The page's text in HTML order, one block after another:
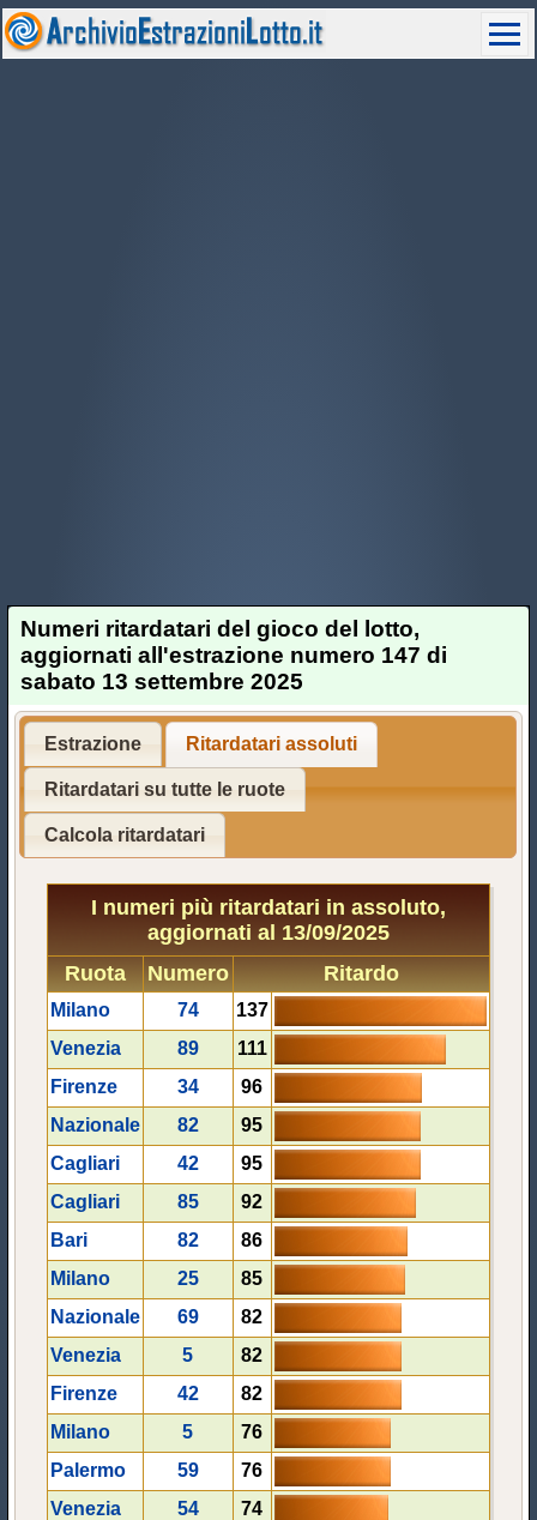
Numeri ritardatari del gioco del lotto,
aggiornati all'estrazione numero 147 di
sabato 13 settembre 2025
Estrazione Ritardatari assoluti
Ritardatari su tutte le ruote
Calcola ritardatari
I numeri più ritardatari in assoluto,
aggiornati al 13/09/2025
Ruota
Numero Ritardo
Milano 74
137
Venezia
89
111
Firenze
34
96
Nazionale
82
95
Cagliari
42
95
Cagliari
85
92
Bari
82
86
Milano
25
85
Nazionale
69
82
Venezia
5
82
Firenze
42
82
Milano
5
76
Palermo
59
76
Venezia
54
74